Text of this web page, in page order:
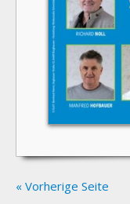
« Vorherige Seite